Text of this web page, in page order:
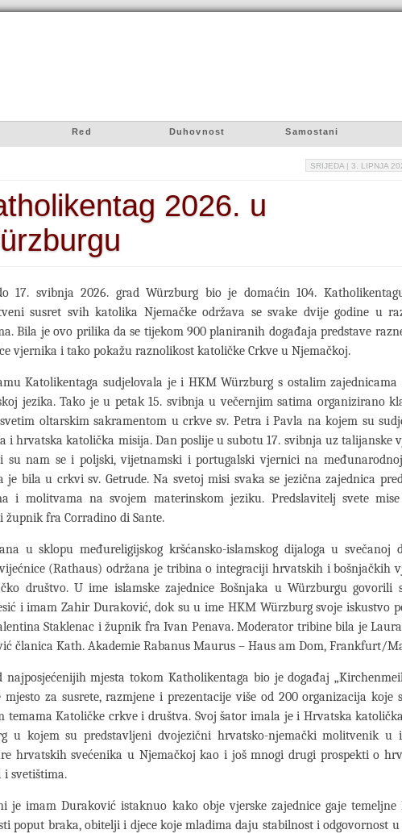
Red Duhovnost Samostani
SRIJEDA | 3. LIPNJA
2026. u
17. svibnja 2026. grad Würzburg bio je domaćin 104.
susret svih katolika Njemačke održava se svake dvije godine u
Bila je ovo prilika da se tijekom 900 planiranih događaja predstave
vjernika i tako pokažu raznolikost katoličke Crkve u Njemačkoj.
Katolikentaga sudjelovala je i HKM Würzburg s ostalim zajednicama
jezika. Tako je u petak 15. svibnja u večernjim satima organizirano
oltarskim sakramentom u crkve sv. Petra i Pavla na kojem su
i hrvatska katolička misija. Dan poslije u subotu 17. svibnja uz talijanske
su nam se i poljski, vijetnamski i portugalski vjernici na
je bila u crkvi sv. Getrude. Na svetoj misi svaka se jezična zajednica
i molitvama na svojem materinskom jeziku. Predslavitelj svete
župnik fra Corradino di Sante.
u sklopu međureligijskog kršćansko-islamskog dijaloga u svečanoj
(Rathaus) održana je tribina o integraciji hrvatskih i bošnjačkih
društvo. U ime islamske zajednice Bošnjaka u Würzburgu govorili
i imam Zahir Duraković, dok su u ime HKM Würzburg svoje iskustvo
Staklenac i župnik fra Ivan Penava. Moderator tribine bila je
članica Kath. Akademie Rabanus Maurus – Haus am Dom, Frankfurt/
najposjećenijih mjesta tokom Katholikentaga bio je događaj
mjesto za susrete, razmjene i prezentacije više od 200 organizacija koje
temama Katoličke crkve i društva. Svoj šator imala je i Hrvatska
u kojem su predstavljeni dvojezični hrvatsko-njemački molitvenik u
hrvatskih svećenika u Njemačkoj kao i još mnogi drugi prospekti o
i svetištima.
je imam Duraković istaknuo kako obje vjerske zajednice gaje temeljne
poput braka, obitelji i djece koje mladima daju stabilnost i odgovornost